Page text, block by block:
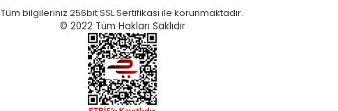
Tüm bilgileriniz 256bit SSL Sertifikası ile korunmaktadır.
© 2022 Tüm Hakları Saklıdır